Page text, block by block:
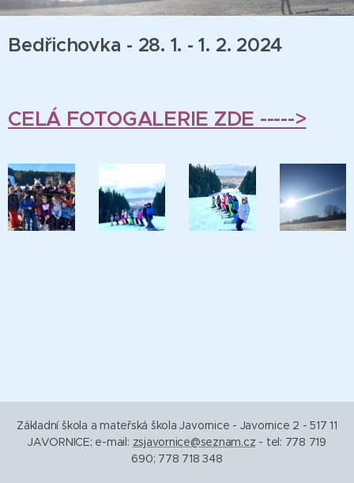
Bedřichovka - 28. 1. - 1. 2. 2024
CELÁ FOTOGALERIE ZDE ----->
Základní škola a mateřská škola Javornice - Javornice 2 - 517 11
JAVORNICE; e-mail: zsjavornice@seznam.cz - tel: 778 719
690; 778 718 348